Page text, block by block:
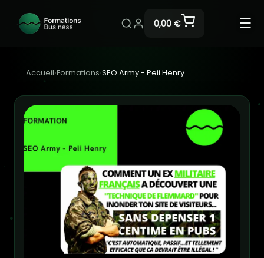
0,00 € ☰
Accueil›Formations›SEO Army - Peii Henry